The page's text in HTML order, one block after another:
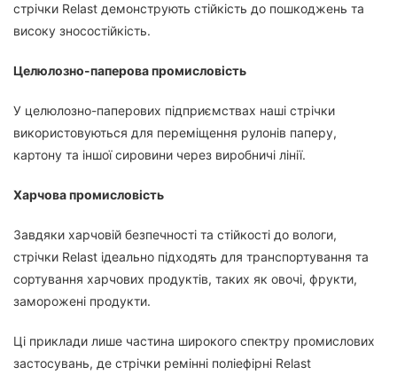
стрічки Relast демонструють стійкість до пошкоджень та
високу зносостійкість.
Целюлозно-паперова промисловість
У целюлозно-паперових підприємствах наші стрічки
використовуються для переміщення рулонів паперу,
картону та іншої сировини через виробничі лінії.
Харчова промисловість
Завдяки харчовій безпечності та стійкості до вологи,
стрічки Relast ідеально підходять для транспортування та
сортування харчових продуктів, таких як овочі, фрукти,
заморожені продукти.
Ці приклади лише частина широкого спектру промислових
застосувань, де стрічки ремінні поліефірні Relast